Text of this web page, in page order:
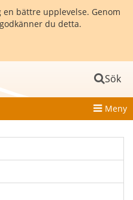
bättre upplevelse. Genom
du detta.
Sök
Meny